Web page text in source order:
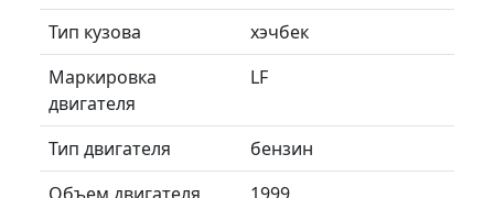
Тип кузова
хэчбек
Маркировка
двигателя
LF
Тип двигателя
бензин